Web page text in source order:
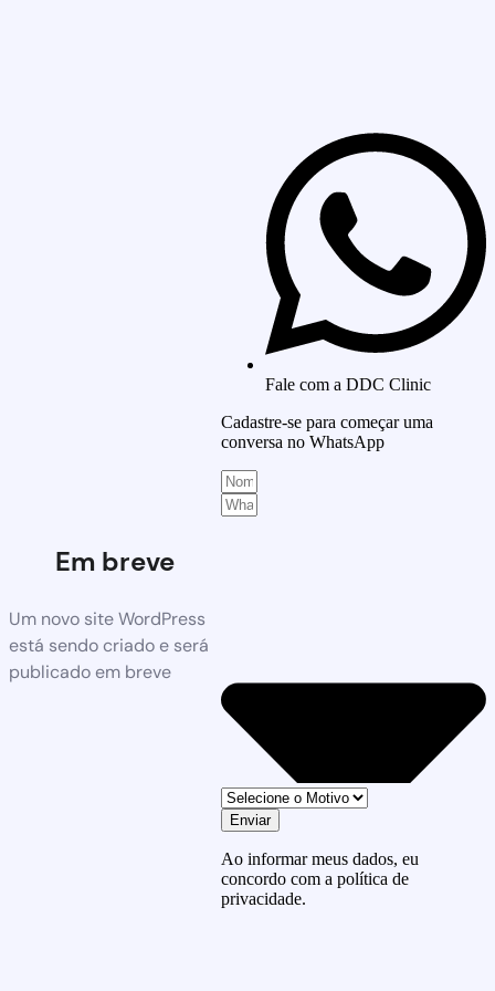
Em breve
Um novo site WordPress
está sendo criado e será
publicado em breve
Fale com a DDC Clinic
Cadastre-se para começar uma
conversa no WhatsApp
Enviar
Ao informar meus dados, eu
concordo com a política de
privacidade.